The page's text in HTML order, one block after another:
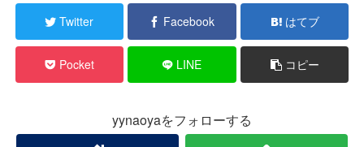
Twitter Facebook はてブ
Pocket LINE コピー
yynaoyaをフォローする